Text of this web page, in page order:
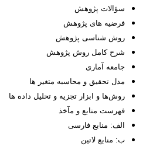
سؤالات پژوهش
فرضیه­ های پژوهش
روش شناسی پژوهش
شرح کامل روش پژوهش
جامعه آماری
مدل تحقیق و محاسبه متغیر ها
روش‌ها و ابزار تجزیه و تحلیل داده‏ ها
فهرست منابع و مآخذ
الف: منابع فارسی
ب: منابع لاتین